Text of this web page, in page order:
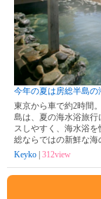
今年の夏は房総半島の
東京から車で約2時間
島は、夏の海水浴旅
スしやすく、海水浴
総ならではの新鮮な
Keyko | 312view